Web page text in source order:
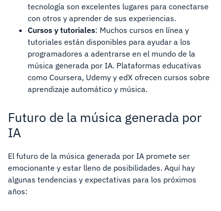
tecnología son excelentes lugares para conectarse
con otros y aprender de sus experiencias.
Cursos y tutoriales: Muchos cursos en línea y
tutoriales están disponibles para ayudar a los
programadores a adentrarse en el mundo de la
música generada por IA. Plataformas educativas
como Coursera, Udemy y edX ofrecen cursos sobre
aprendizaje automático y música.
Futuro de la música generada por
IA
El futuro de la música generada por IA promete ser
emocionante y estar lleno de posibilidades. Aquí hay
algunas tendencias y expectativas para los próximos
años: